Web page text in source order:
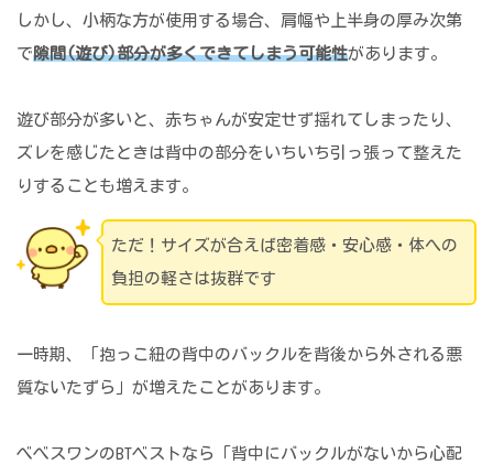
しかし、小柄な方が使用する場合、肩幅や上半身の厚み次第
で隙間(遊び)部分が多くできてしまう可能性があります。
遊び部分が多いと、赤ちゃんが安定せず揺れてしまったり、
ズレを感じたときは背中の部分をいちいち引っ張って整えた
りすることも増えます。
ただ！サイズが合えば密着感・安心感・体への
負担の軽さは抜群です
一時期、「抱っこ紐の背中のバックルを背後から外される悪
質ないたずら」が増えたことがあります。
べべスワンのBTベストなら「背中にバックルがないから心配